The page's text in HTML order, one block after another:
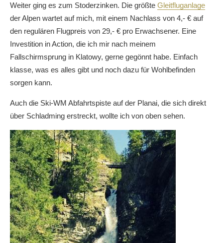
Weiter ging es zum Stoderzinken. Die größte Gleitfluganlage
der Alpen wartet auf mich, mit einem Nachlass von 4,- € auf
den regulären Flugpreis von 29,- € pro Erwachsener. Eine
Investition in Action, die ich mir nach meinem
Fallschirmsprung in Klatowy, gerne gegönnt habe. Einfach
klasse, was es alles gibt und noch dazu für Wohlbefinden
sorgen kann.
Auch die Ski-WM Abfahrtspiste auf der Planai, die sich direkt
über Schladming erstreckt, wollte ich von oben sehen.